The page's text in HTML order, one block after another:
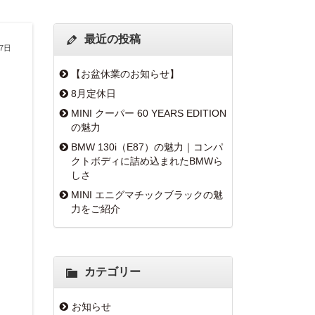
日
最近の投稿
【お盆休業のお知らせ】
8月定休日
MINI クーパー 60 YEARS EDITION
の魅力
BMW 130i（E87）の魅力｜コンパ
クトボディに詰め込まれたBMWら
しさ
MINI エニグマチックブラックの魅
力をご紹介
カテゴリー
お知らせ